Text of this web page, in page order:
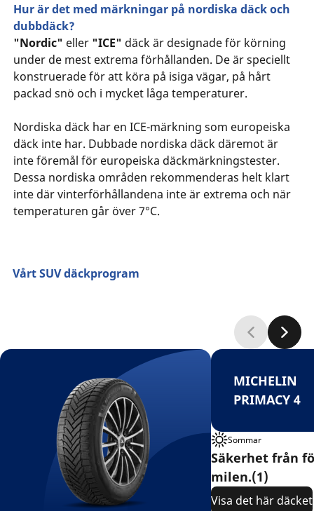
Hur är det med märkningar på nordiska däck och
dubbdäck?
"Nordic" eller "ICE" däck är designade för körning
under de mest extrema förhållanden. De är speciellt
konstruerade för att köra på isiga vägar, på hårt
packad snö och i mycket låga temperaturer.
Nordiska däck har en ICE-märkning som europeiska
däck inte har. Dubbade nordiska däck däremot är
inte föremål för europeiska däckmärkningstester.
Dessa nordiska områden rekommenderas helt klart
inte där vinterförhållandena inte är extrema och när
temperaturen går över 7°C.
Vårt SUV däckprogram
MICHELIN
PRIMACY 4
Sommar
Säkerhet från
milen.(1)
Visa det här däcket